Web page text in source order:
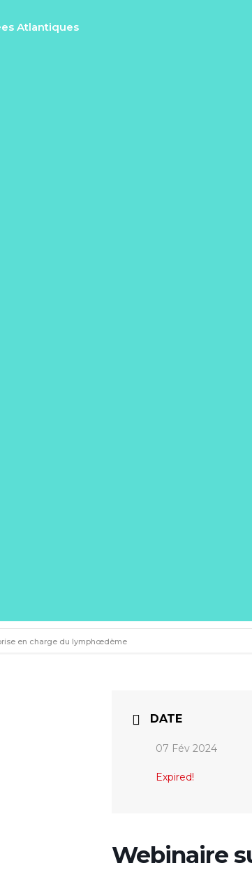
Atlantiques
en charge du lymphœdème
DATE
07 Fév 2024
Expired!
Webinaire